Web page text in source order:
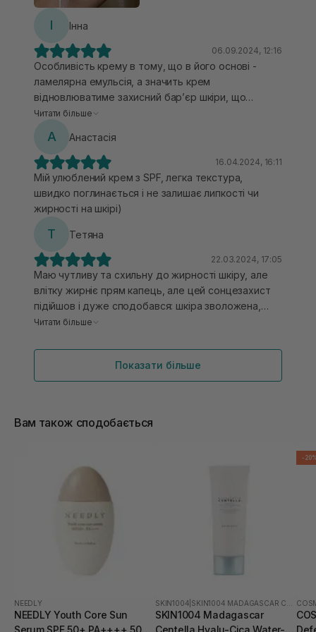
І Інна
06.09.2024, 12:16
Особливість крему в тому, що в його основі -
ламелярна емульсія, а значить крем
відновлюватиме захисний барʼєр шкіри, що
актуально для тих, хто лікує акне. Також у складі
кислоти - засіб фактично замінює зволожуючий
крем. Текстура відносно легка, крем швидко
вбирається в шкіру. Зі своєю функцією
справляється, не липкий, не скочується, підійде
для чутливої шкіри.
Читати більше
А Анастасія
16.04.2024, 16:11
Мій улюблений крем з SPF, легка текстура,
швидко поглинається і не залишає липкості чи
жирності на шкірі)
Т Тетяна
22.03.2024, 17:05
Маю чутливу та схильну до жирності шкіру, але
влітку жирніє прям капець, але цей сонцезахист
підійшов і дуже сподобався: шкіра зволожена,
м'яка, сяюча (але в міру). Крем поглинається
Викликає бажання повторювати покупку
Читати більше
Показати більше
Вам також сподобається
NEEDLY
NEEDLY Youth Core Sun
Serum SPF 50+ PA++++ 50
SKIN1004
SKIN1004 Madagascar
Centella Hyalu-Cica Water-Fit
-